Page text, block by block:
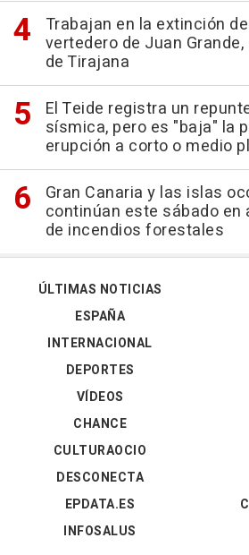
Trabajan en la extinción
vertedero de Juan
de Tirajana
El Teide registra un
sísmica, pero es "baja" la
erupción a corto o medio
Gran Canaria y las islas
continúan este sábado en
de incendios forestales
ÚLTIMAS NOTICIAS
ESPAÑA
INTERNACIONAL
DEPORTES
VÍDEOS
CHANCE
CULTURAOCIO
DESCONECTA
EPDATA.ES
INFOSALUS